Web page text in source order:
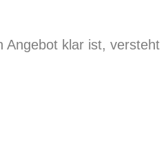
Angebot klar ist, versteht